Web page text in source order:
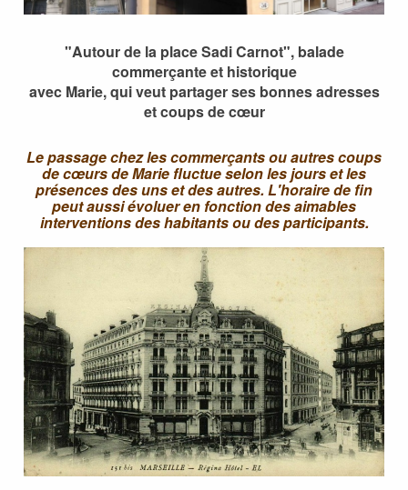
"Autour de la place Sadi Carnot", balade
commerçante et historique
avec Marie, qui veut partager ses bonnes adresses
et coups de cœur
Le passage chez les commerçants ou autres coups
de cœurs de Marie fluctue selon les jours et les
présences des uns et des autres. L'horaire de fin
peut aussi évoluer en fonction des aimables
interventions des habitants ou des participants.